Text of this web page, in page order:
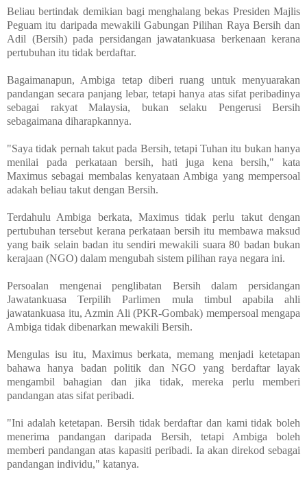
Beliau bertindak demikian bagi menghalang bekas Presiden Majlis
Peguam itu daripada mewakili Gabungan Pilihan Raya Bersih dan
Adil (Bersih) pada persidangan jawatankuasa berkenaan kerana
pertubuhan itu tidak berdaftar.
Bagaimanapun, Ambiga tetap diberi ruang untuk menyuarakan
pandangan secara panjang lebar, tetapi hanya atas sifat peribadinya
sebagai rakyat Malaysia, bukan selaku Pengerusi Bersih
sebagaimana diharapkannya.
"Saya tidak pernah takut pada Bersih, tetapi Tuhan itu bukan hanya
menilai pada perkataan bersih, hati juga kena bersih," kata
Maximus sebagai membalas kenyataan Ambiga yang mempersoal
adakah beliau takut dengan Bersih.
Terdahulu Ambiga berkata, Maximus tidak perlu takut dengan
pertubuhan tersebut kerana perkataan bersih itu membawa maksud
yang baik selain badan itu sendiri mewakili suara 80 badan bukan
kerajaan (NGO) dalam mengubah sistem pilihan raya negara ini.
Persoalan mengenai penglibatan Bersih dalam persidangan
Jawatankuasa Terpilih Parlimen mula timbul apabila ahli
jawatankuasa itu, Azmin Ali (PKR-Gombak) mempersoal mengapa
Ambiga tidak dibenarkan mewakili Bersih.
Mengulas isu itu, Maximus berkata, memang menjadi ketetapan
bahawa hanya badan politik dan NGO yang berdaftar layak
mengambil bahagian dan jika tidak, mereka perlu memberi
pandangan atas sifat peribadi.
"Ini adalah ketetapan. Bersih tidak berdaftar dan kami tidak boleh
menerima pandangan daripada Bersih, tetapi Ambiga boleh
memberi pandangan atas kapasiti peribadi. Ia akan direkod sebagai
pandangan individu," katanya.